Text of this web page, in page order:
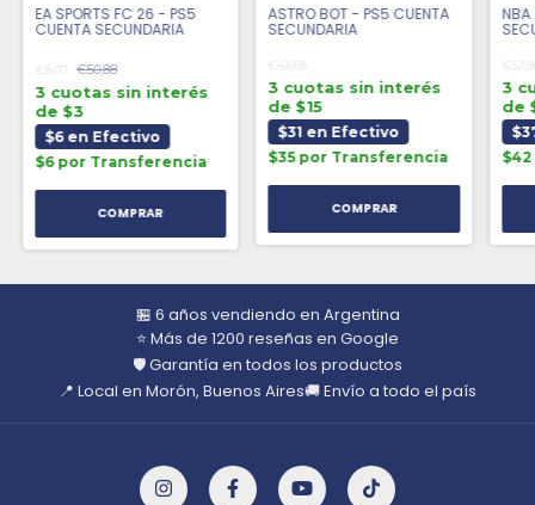
EA SPORTS FC 26 - PS5
CUENTA SECUNDARIA
€8,07 €50,88
3 cuotas sin interés
de $3
$6 en Efectivo
$6 por Transferencia
COMPRAR
ASTRO BOT - PS5 CUENTA
SECUNDARIA
€43,68
3 cuotas sin interés
de $15
$31 en Efectivo
$35 por Transferencia
3
de
🏪 6 años vendiendo en Argentina
⭐ Más de 1200 reseñas en Google
🛡️ Garantía en todos los productos
📍 Local en Morón, Buenos Aires🚚 Envío a todo el país